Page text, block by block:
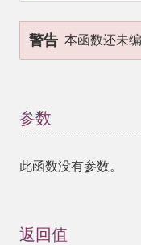
警告 本函数还未
参数
此函数没有参数。
返回值